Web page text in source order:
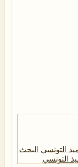
التونسي البحث
التونسي